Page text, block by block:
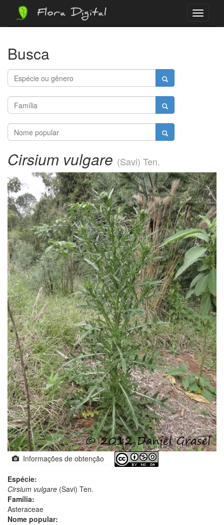
Menu
Flora Digital
Busca
Cirsium vulgare (Savi) Ten.
Informações de obtenção
Espécie:
Cirsium vulgare (Savi) Ten.
Família:
Asteraceae
Nome popular: